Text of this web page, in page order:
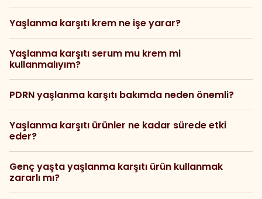
Yaşlanma karşıtı krem ne işe yarar?
Yaşlanma karşıtı serum mu krem mi
kullanmalıyım?
PDRN yaşlanma karşıtı bakımda neden önemli?
Yaşlanma karşıtı ürünler ne kadar sürede etki
eder?
Genç yaşta yaşlanma karşıtı ürün kullanmak
zararlı mı?